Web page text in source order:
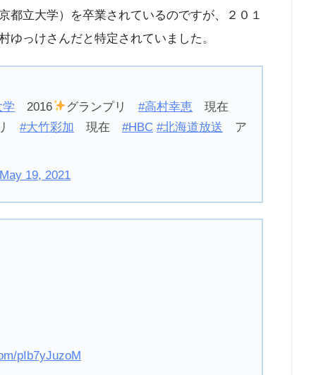
都立大学）を卒業されているのですが、２０１
ゆっけさんだと特定されていました。
学 2016 グランプリ #高村幸恵現在
#大竹彩加 現在 #HBC #北海道放送 ア
May 19, 2021
pIb7yJuzoM